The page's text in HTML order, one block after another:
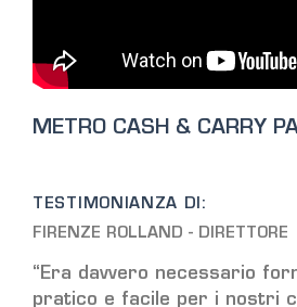
METRO CASH & CARRY
TESTIMONIANZA DI:
FIRENZE ROLLAND - DIRETTORE
“Era davvero necessario
pratico e facile per i nostri